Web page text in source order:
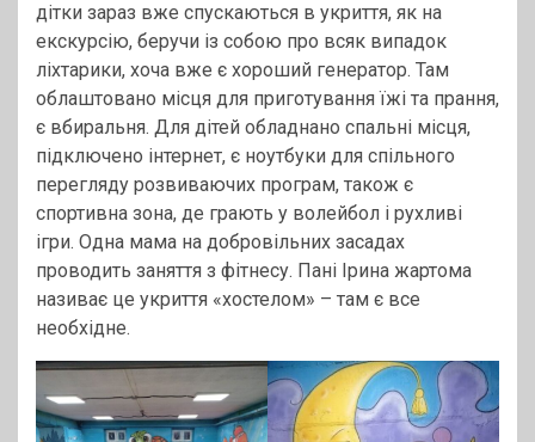
дітки зараз вже спускаються в укриття, як на
екскурсію, беручи із собою про всяк випадок
ліхтарики, хоча вже є хороший генератор. Там
облаштовано місця для приготування їжі та прання,
є вбиральня. Для дітей обладнано спальні місця,
підключено інтернет, є ноутбуки для спільного
перегляду розвиваючих програм, також є
спортивна зона, де грають у волейбол і рухливі
ігри. Одна мама на добровільних засадах
проводить заняття з фітнесу. Пані Ірина жартома
називає це укриття «хостелом» – там є все
необхідне.